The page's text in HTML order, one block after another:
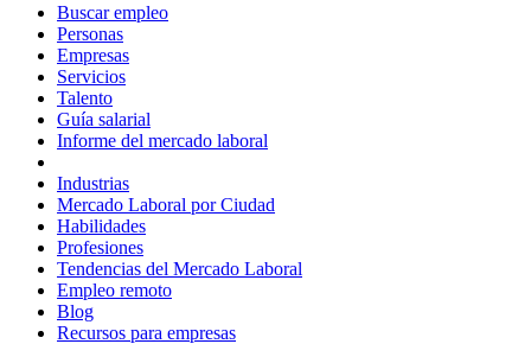
Buscar empleo
Personas
Empresas
Servicios
Talento
Guía salarial
Informe del mercado laboral
Industrias
Mercado Laboral por Ciudad
Habilidades
Profesiones
Tendencias del Mercado Laboral
Empleo remoto
Blog
Recursos para empresas